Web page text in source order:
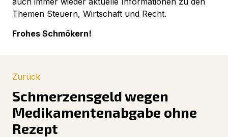
Themen Steuern, Wirtschaft und Recht.
Frohes Schmökern!
Zurück
Schmerzensgeld wegen
Medikamentenabgabe ohne
Rezept